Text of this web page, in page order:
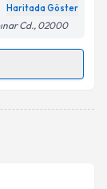
Haritada Göster
Cd., 02000
takvim